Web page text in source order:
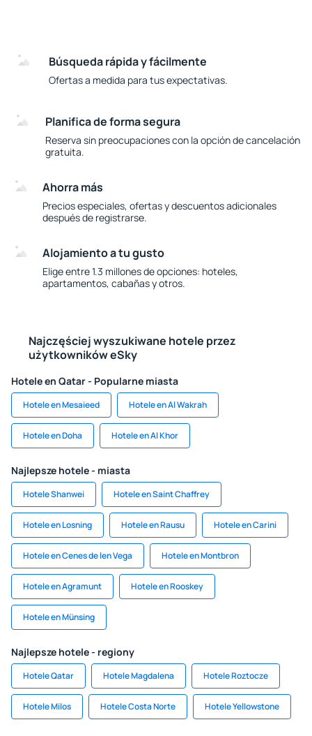
Búsqueda rápida y fácilmente
Ofertas a medida para tus expectativas.
Planifica de forma segura
Reserva sin preocupaciones con la opción de cancelación
gratuita.
Ahorra más
Precios especiales, ofertas y descuentos adicionales
después de registrarse.
Alojamiento a tu gusto
Elige entre 1.3 millones de opciones: hoteles,
apartamentos, cabañas y otros.
Najczęściej wyszukiwane hotele przez
użytkowników eSky
Hotele en Qatar - Popularne miasta
Hotele en Mesaieed Hotele en Al Wakrah
Hotele en Doha Hotele en Al Khor
Najlepsze hotele - miasta
Hotele Shanwei Hotele en Saint Chaffrey
Hotele en Losning Hotele en Rausu Hotele en Carini
Hotele en Cenes de len Vega Hotele en Montbron
Hotele en Agramunt Hotele en Rooskey
Hotele en Münsing
Najlepsze hotele - regiony
Hotele Qatar Hotele Magdalena Hotele Roztocze
Hotele Milos Hotele Costa Norte Hotele Yellowstone